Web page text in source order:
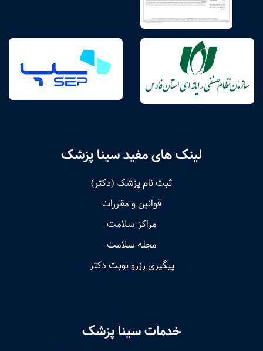
لینک های مفید سینا پزشک
ثبت نام پزشک (دکتر)
قوانین و مقررات
مراکز سلامت
مجله سلامت
پیگیری رزرو نوبت دکتر
خدمات سینا پزشک